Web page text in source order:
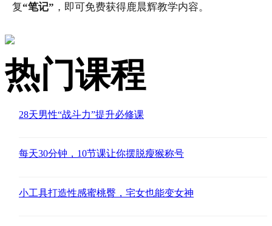
复“笔记” ，即可免费获得鹿晨辉教学内容。
热门课程
28天男性“战斗力”提升必修课
每天30分钟，10节课让你摆脱瘦猴称号
小工具打造性感蜜桃臀，宅女也能变女神